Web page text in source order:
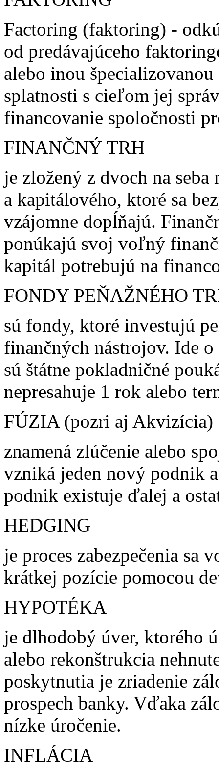
Factoring (faktoring) -
od predávajúceho
alebo inou
splatnosti s cieľom jej
financovanie spoločnosti
FINANČNÝ TRH
je zložený z dvoch na
a kapitálového, ktoré sa
vzájomne dopĺňajú.
ponúkajú svoj voľný
kapitál potrebujú na
FONDY PEŇAŽNÉHO
sú fondy, ktoré investujú
finančných nástrojov. Ide
sú štátne pokladničné
nepresahuje 1 rok alebo
FÚZIA (pozri aj Akvizícia)
znamená zlúčenie alebo
vzniká jeden nový podnik
podnik existuje ďalej a
HEDGING
je proces zabezpečenia sa
krátkej pozície pomocou
HYPOTÉKA
je dlhodobý úver, ktorého
alebo rekonštrukcia
poskytnutia je zriadenie
prospech banky. Vďaka
nízke úročenie.
INFLÁCIA